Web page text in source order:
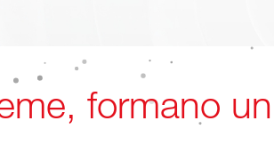
Ins All